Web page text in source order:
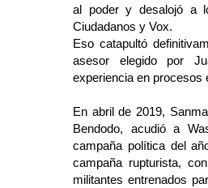
al poder y desalojó a
Ciudadanos y Vox.
Eso catapultó
asesor elegido por
experiencia en procesos
En abril de 2019,
Bendodo, acudió a
campaña política del
campaña rupturista,
militantes entrenados